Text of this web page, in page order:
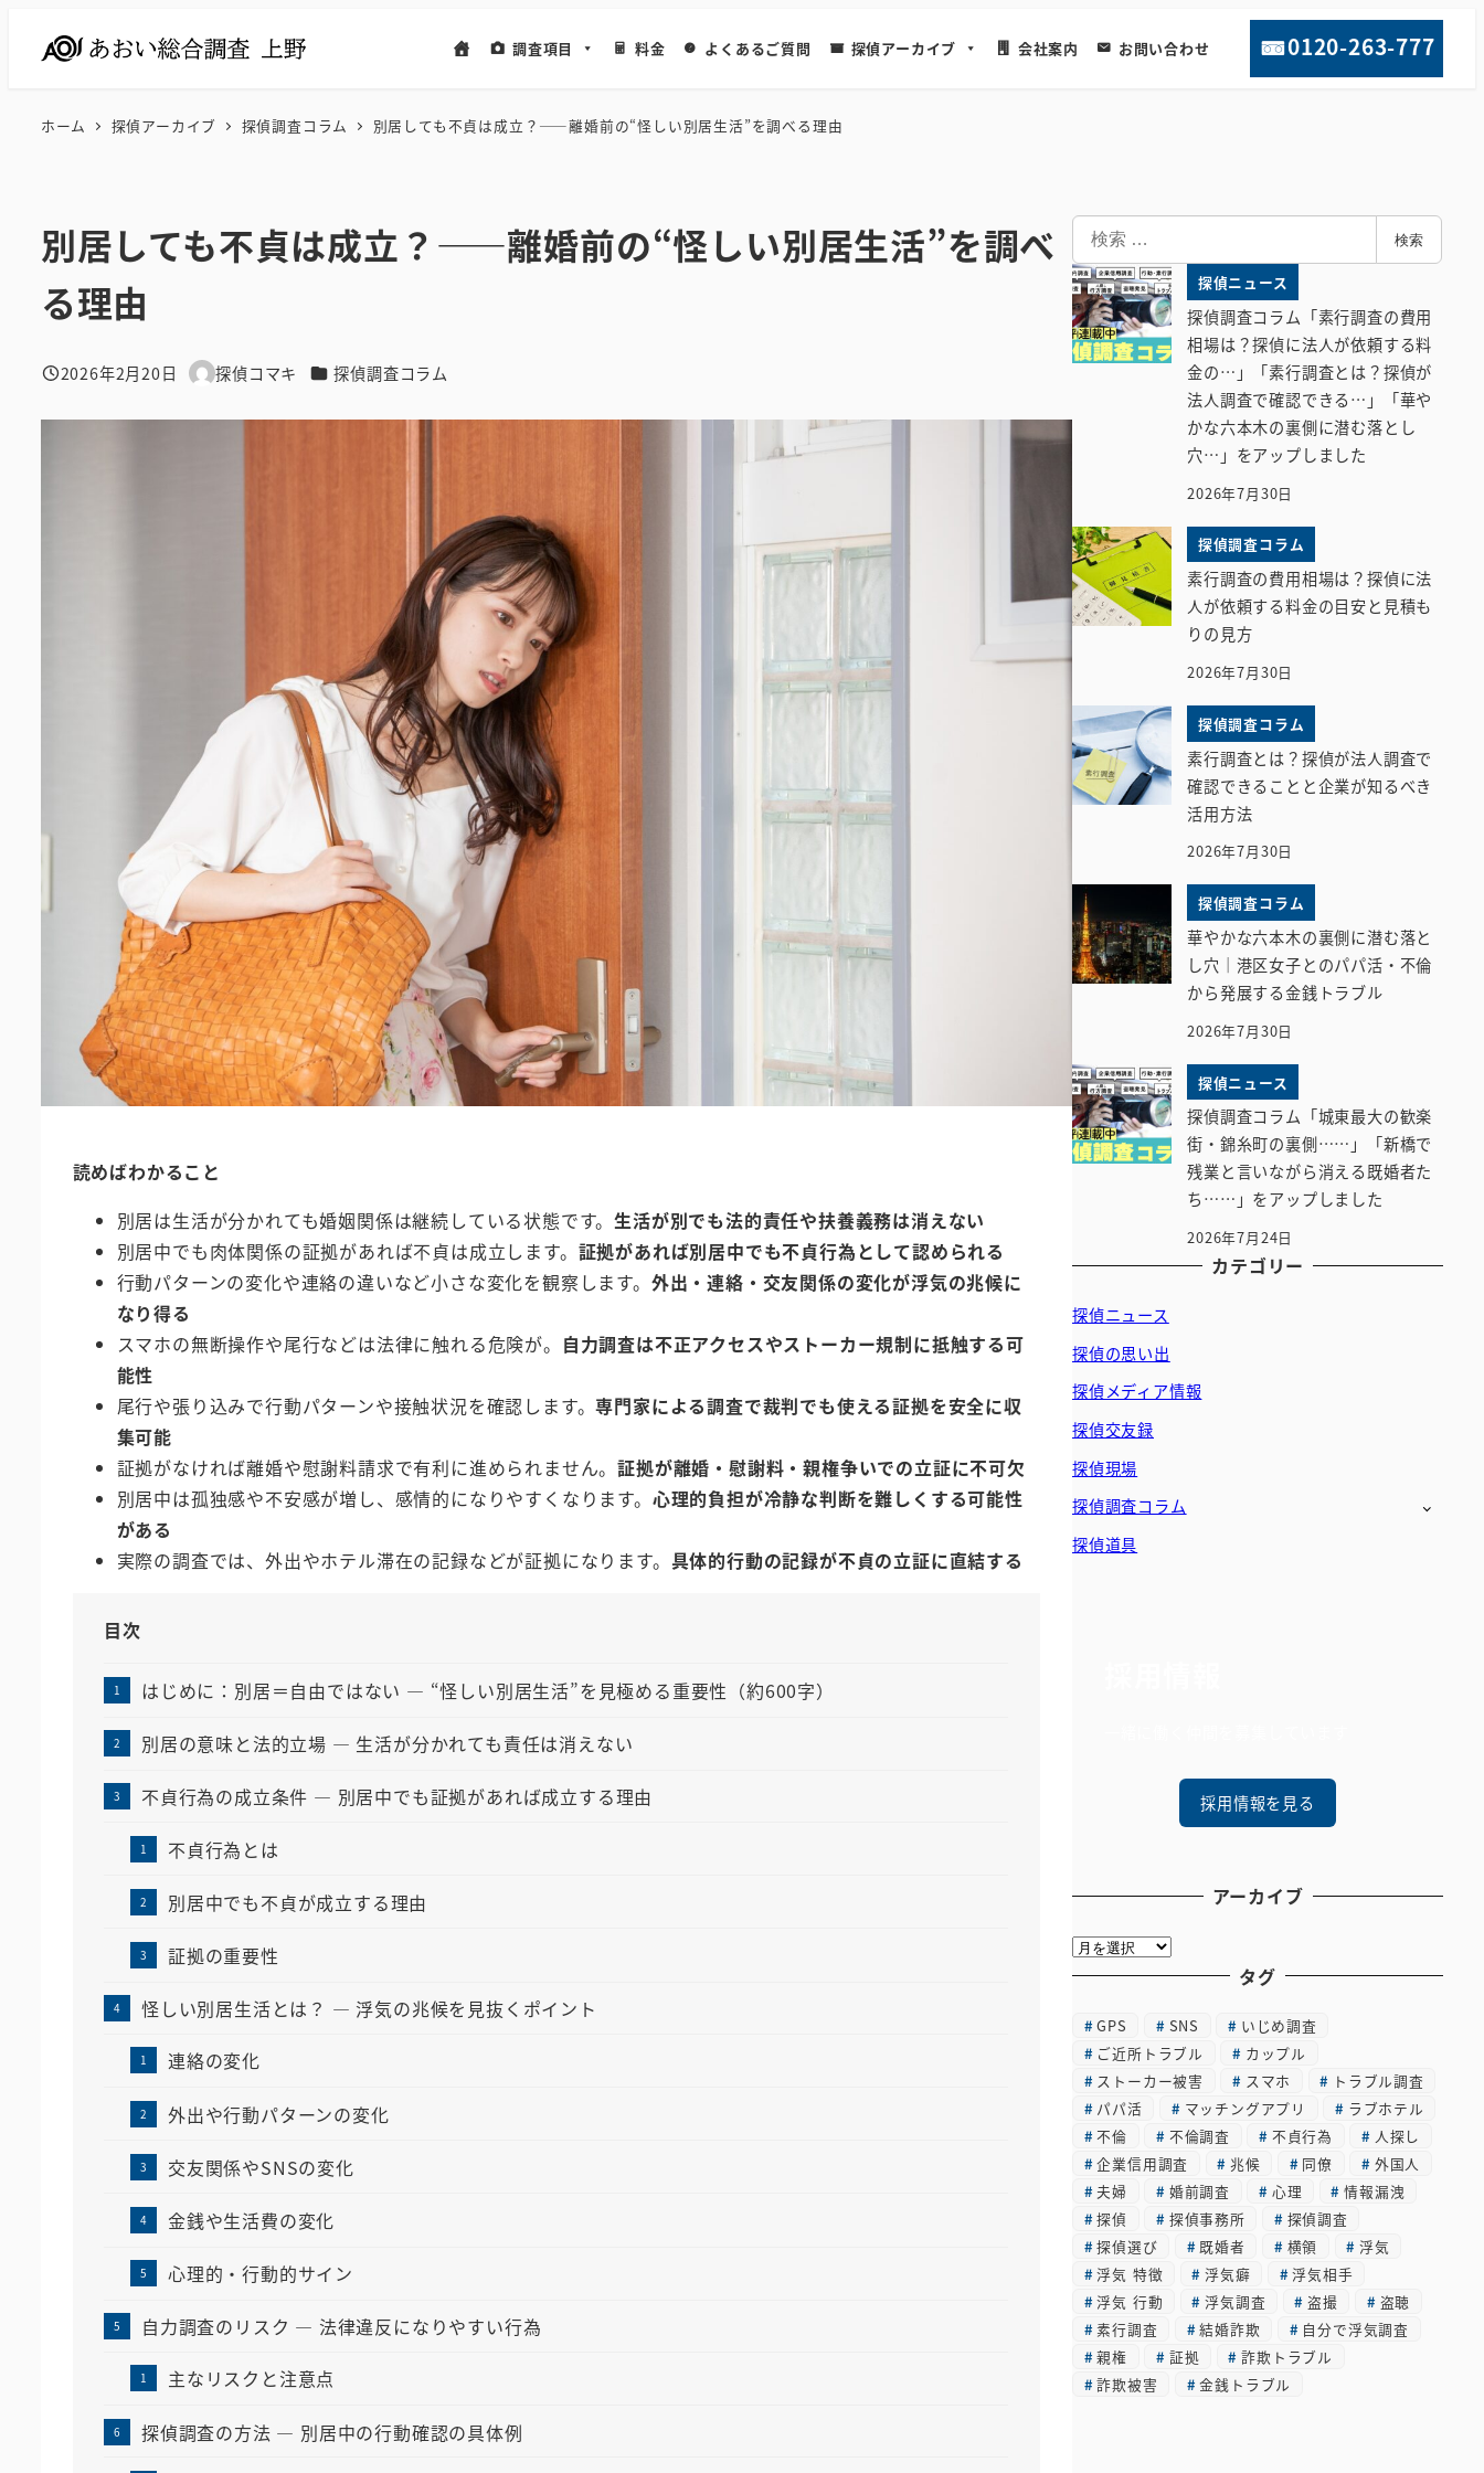
調査項目 料金 よくあるご質問 探偵アーカイブ 会社案内 お問い合わせ 0120-263-777
ホーム 探偵アーカイブ 探偵調査コラム 別居しても不貞は成立？――離婚前の“怪しい別居生活”を調べる理由
別居しても不貞は成立？――離婚前の“怪しい別居生活”を調べ
る理由
投稿日
2026年2月20日
著
探偵コマキ カテゴリー
探偵調査コラム
読めばわかること
別居は生活が分かれても婚姻関係は継続している状態です。生活が別でも法的責任や扶養義務は消えない
別居中でも肉体関係の証拠があれば不貞は成立します。 証拠があれば別居中でも不貞行為として認められる
行動パターンの変化や連絡の違いなど小さな変化を観察します。 外出・連絡・交友関係の変化が浮気の兆候に
なり得る
スマホの無断操作や尾行などは法律に触れる危険が。 自力調査は不正アクセスやストーカー規制に抵触する可
能性
尾行や張り込みで行動パターンや接触状況を確認します。専門家による調査で裁判でも使える証拠を安全に収
集可能
証拠がなければ離婚や慰謝料請求で有利に進められません。証拠が離婚・慰謝料・親権争いでの立証に不可欠
別居中は孤独感や不安感が増し、感情的になりやすくなります。 心理的負担が冷静な判断を難しくする可能性
がある
実際の調査では、外出やホテル滞在の記録などが証拠になります。 具体的行動の記録が不貞の立証に直結する
目次
はじめに：別居＝自由ではない ― “怪しい別居生活”を見極める重要性（約600字）
別居の意味と法的立場 ― 生活が分かれても責任は消えない
不貞行為の成立条件 ― 別居中でも証拠があれば成立する理由
不貞行為とは
別居中でも不貞が成立する理由
証拠の重要性
怪しい別居生活とは？ ― 浮気の兆候を見抜くポイント
連絡の変化
外出や行動パターンの変化
交友関係やSNSの変化
金銭や生活費の変化
心理的・行動的サイン
自力調査のリスク ― 法律違反になりやすい行為
主なリスクと注意点
探偵調査の方法 ― 別居中の行動確認の具体例
索
検索
探偵ニュース
探偵調査コラム「素行調査の費用
相場は？探偵に法人が依頼する料
金の…」「素行調査とは？探偵が
法人調査で確認できる…」「華や
かな六本木の裏側に潜む落とし
穴…」をアップしました
2026年7月30日
探偵調査コラム
素行調査の費用相場は？探偵に法
人が依頼する料金の目安と見積も
りの見方
2026年7月30日
探偵調査コラム
素行調査とは？探偵が法人調査で
確認できることと企業が知るべき
活用方法
2026年7月30日
探偵調査コラム
華やかな六本木の裏側に潜む落と
し穴｜港区女子とのパパ活・不倫
から発展する金銭トラブル
2026年7月30日
探偵ニュース
探偵調査コラム「城東最大の歓楽
街・錦糸町の裏側……」「新橋で
残業と言いながら消える既婚者た
ち……」をアップしました
2026年7月24日
カテゴリー
探偵ニュース
探偵の思い出
探偵メディア情報
探偵交友録
探偵現場
探偵調査コラム
探偵道具
採用情報を見る
アーカイブ
ア
ー
イ
ブ
タグ
GPS SNS
いじめ調査
ご近所トラブル
カップル
ストーカー被害
スマホ
トラブル調査
パパ活
マッチングアプリ
ラブホテル
不倫
不倫調査 不貞行為
人探し
企業信用調査
兆候 同僚
外国人
夫婦
婚前調査 心理
情報漏洩
探偵
探偵事務所
探偵調査
探偵選び
既婚者 横領
浮気
浮気 特徴
浮気癖
浮気相手
浮気 行動
浮気調査 盗撮
盗聴
素行調査
結婚詐欺
自分で浮気調査
親権
証拠
詐欺トラブル
詐欺被害
金銭トラブル